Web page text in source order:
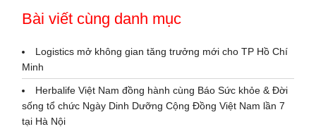
Bài viết cùng danh mục
Logistics mở không gian tăng trưởng mới cho TP Hồ Chí
Minh
Herbalife Việt Nam đồng hành cùng Báo Sức khỏe & Đời
sống tổ chức Ngày Dinh Dưỡng Cộng Đồng Việt Nam lần 7
tại Hà Nội